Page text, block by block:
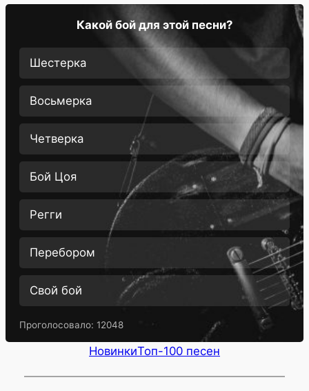
Какой бой для этой песни?
Шестерка
Восьмерка
Четверка
Бой Цоя
Регги
Перебором
Свой бой
Проголосовало: 12048
НовинкиТоп-100 песен